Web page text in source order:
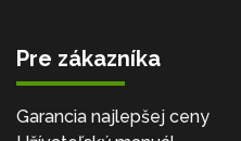
Pre zákazníka
Garancia najlepšej ceny